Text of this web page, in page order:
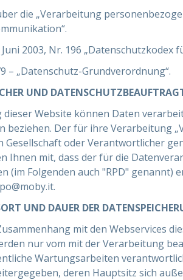
die „Verarbeitung
2003, Nr. 196 „Datenschutzkodex
– „Datenschutz-Grundverordnung“.
UND
dieser Website können Daten
beziehen. Der für ihre Verarbeitung
Gesellschaft oder Verantwortlicher
Ihnen mit, dass der für die
(im Folgenden auch "RPD" genannt)
UND DAUER DER
mit den Webservices
nur vom mit der Verarbeitung
Wartungsarbeiten
deren Hauptsitz sich